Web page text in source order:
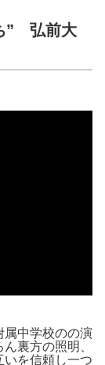
” 弘前大
属中学校のの演
裏方の照明、
いを信頼し一つ